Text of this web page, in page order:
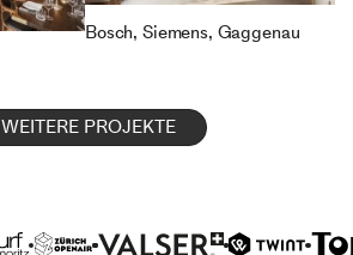
Bosch, Siemens, Gaggenau
WEITERE PROJEKTE